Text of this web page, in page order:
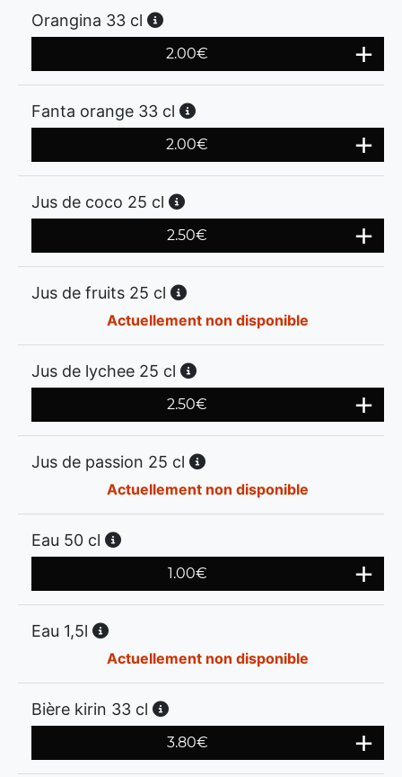
Orangina 33 cl
2.00€
Fanta orange 33 cl
2.00€
Jus de coco 25 cl
2.50€
Jus de fruits 25 cl
Actuellement non disponible
Jus de lychee 25 cl
2.50€
Jus de passion 25 cl
Actuellement non disponible
Eau 50 cl
1.00€
Eau 1,5l
Actuellement non disponible
Bière kirin 33 cl
3.80€